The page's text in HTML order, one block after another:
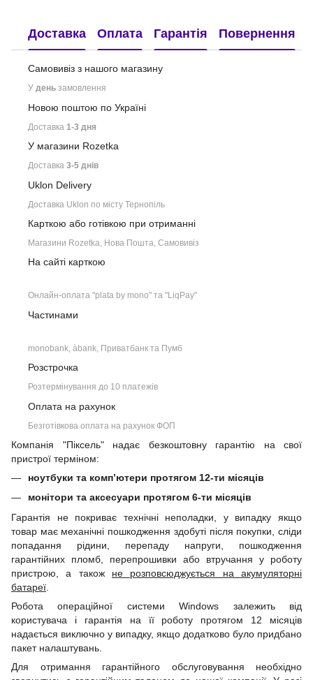
Доставка Оплата Гарантія Повернення
Самовивіз з нашого магазину
У день замовлення
Новою поштою по Україні
Доставка 1-3 дня
У магазини Rozetka
Доставка 3-5 днів
Uklon Delivery
Доставка Uklon по місту Тернопіль
Карткою або готівкою при отриманні
Магазини Rozetka, Нова Пошта, Самовивіз
На сайті карткою
Онлайн-оплата "plata by mono" та "LiqPay"
Частинами
monobank, àbank, Приватбанк та Пумб
Розстрочка
Розтермінування до 10 платежів
Оплата на рахунок
Безготівкова оплата на рахунок ФОП
Компанія "Піксель" надає безкоштовну гарантію на свої
пристрої терміном:
ноутбуки та комп’ютери протягом 12-ти місяців
монітори та аксесуари протягом 6-ти місяців
Гарантія не покриває технічні неполадки, у випадку якщо
товар має механічні пошкодження здобуті після покупки, сліди
попадання рідини, перепаду напруги, пошкодження
гарантійних пломб, перепрошивки або втручання у роботу
пристрою, а також не розповсюджується на акумуляторні
батареї
Робота операційної системи Windows залежить від
користувача і гарантія на її роботу протягом 12 місяців
надається виключно у випадку, якщо додатково було придбано
пакет налаштувань.
Для отримання гарантійного обслуговування необхідно